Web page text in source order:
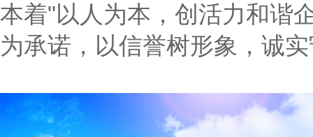
本着"以人为本，创活力和谐
为承诺，以信誉树形象，诚